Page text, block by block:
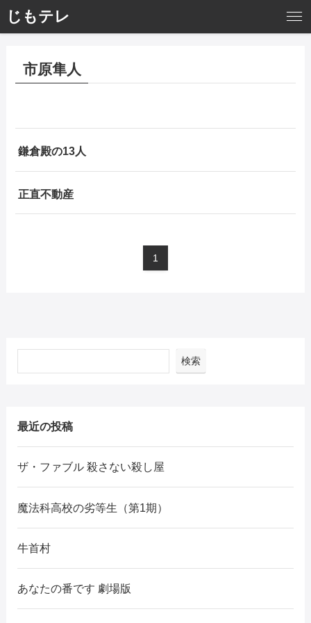
じもテレ
市原隼人
鎌倉殿の13人
正直不動産
1
検索
最近の投稿
ザ・ファブル 殺さない殺し屋
魔法科高校の劣等生（第1期）
牛首村
あなたの番です 劇場版